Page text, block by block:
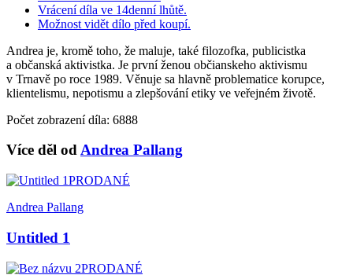
Vrácení díla ve 14denní lhůtě.
Možnost vidět dílo před koupí.
Andrea je, kromě toho, že maluje, také filozofka, publicistka
a občanská aktivistka. Je první ženou občianskeho aktivismu
v Trnavě po roce 1989. Věnuje sa hlavně problematice korupce,
klientelismu, nepotismu a zlepšování etiky ve veřejném životě.
Počet zobrazení díla: 6888
Více děl odAndrea Pallang
PRODANÉ
Andrea Pallang
Untitled 1
PRODANÉ